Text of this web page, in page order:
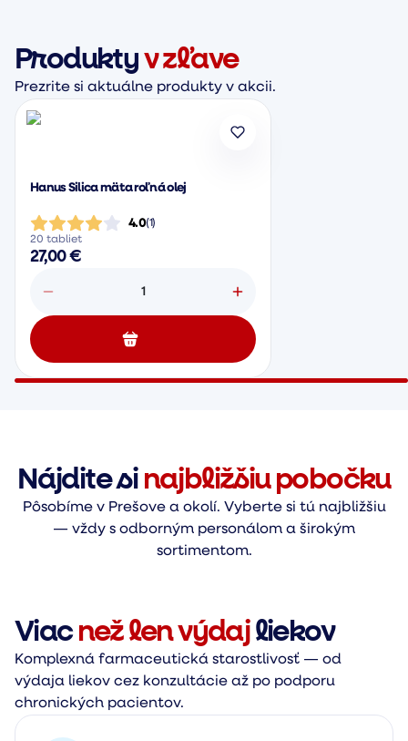
Produktyv zľave
Prezrite si aktuálne produkty v akcii.
Hanus Silica mäta roľná olej
4.0(1)
20 tabliet
27,00 €
1
Nájdite si najbližšiu pobočku
Pôsobíme v Prešove a okolí. Vyberte si tú najbližšiu
— vždy s odborným personálom a širokým
sortimentom.
Viacnež len výdajliekov
Komplexná farmaceutická starostlivosť — od
výdaja liekov cez konzultácie až po podporu
chronických pacientov.